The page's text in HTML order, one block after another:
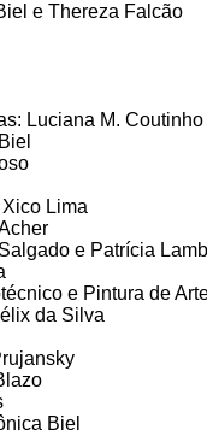
e Thereza Falcão
Luciana M.
Lima
e Patrícia
e Pintura de
da Silva
Biel